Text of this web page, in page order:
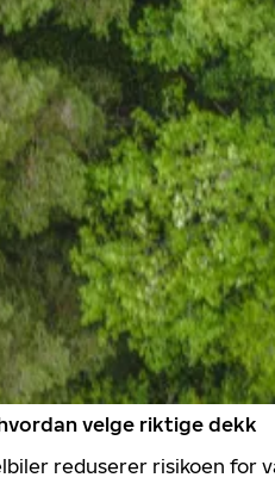
velge riktige dekk
reduserer risikoen for